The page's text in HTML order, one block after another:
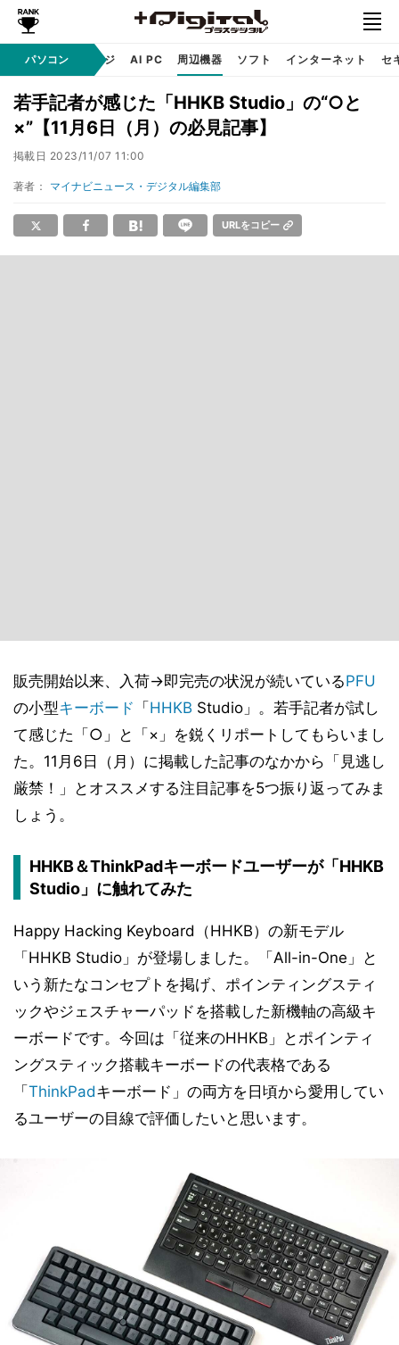
パソコン
自作 / テクノロジ AI PC 周辺機器 ソフト インターネット セ
若手記者が感じた「HHKB Studio」の“○と
×”【11月6日（月）の必見記事】
掲載日 2023/11/07 11:00
著者： マイナビニュース・デジタル編集部
URLをコピー
販売開始以来、入荷→即完売の状況が続いているPFU
の小型キーボード 「 HHKB Studio」。若手記者が試し
て感じた「○」と「×」を鋭くリポートしてもらいまし
た。11月6日（月）に掲載した記事のなかから「見逃し
厳禁！」とオススメする注目記事を5つ振り返ってみま
しょう。
HHKB＆ThinkPadキーボードユーザーが「HHKB
Studio」に触れてみた
Happy Hacking Keyboard（HHKB）の新モデル
「HHKB Studio」が登場しました。「All-in-One」と
いう新たなコンセプトを掲げ、ポインティングスティ
ックやジェスチャーパッドを搭載した新機軸の高級キ
ーボードです。今回は「従来のHHKB」とポインティ
ングスティック搭載キーボードの代表格である
「 ThinkPadキーボード」の両方を日頃から愛用してい
るユーザーの目線で評価したいと思います。